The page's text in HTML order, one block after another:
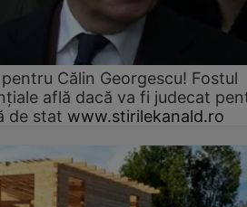
Călin Georgescu! Fostul
află dacă va fi judecat
de stat www.stirilekanald.ro